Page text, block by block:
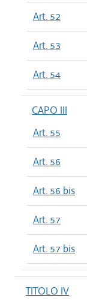
Art. 52
Art. 53
Art. 54
CAPO III
Art. 55
Art. 56
Art. 56 bis
Art. 57
Art. 57 bis
TITOLO IV